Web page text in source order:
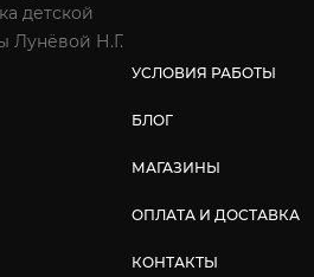
детской
Лунёвой Н.Г.
УСЛОВИЯ РАБОТЫ
БЛОГ
МАГАЗИНЫ
ОПЛАТА И ДОСТАВКА
КОНТАКТЫ